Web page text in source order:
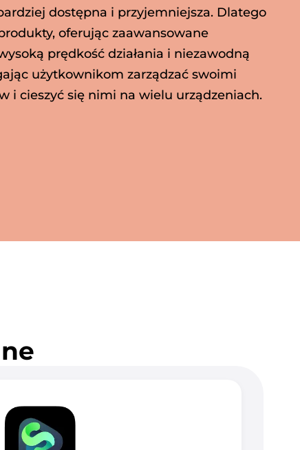
dostępna i przyjemniejsza. Dlatego
oferując zaawansowane
prędkość działania i niezawodną
użytkownikom zarządzać swoimi
i cieszyć się nimi na wielu urządzeniach.